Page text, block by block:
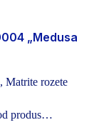
„Medusa
, Matrite rozete
produs…